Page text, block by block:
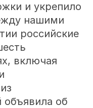
и укрепило
нашими
российские
включая
объявила об